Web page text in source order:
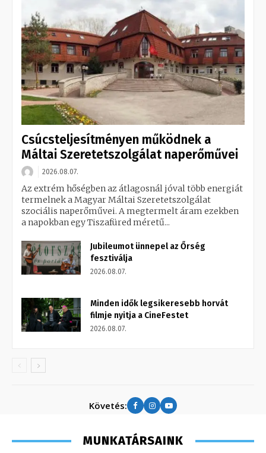
Csúcsteljesítményen működnek a
Máltai Szeretetszolgálat naperőművei
2026.08.07.
Az extrém hőségben az átlagosnál jóval több energiát
termelnek a Magyar Máltai Szeretetszolgálat
szociális naperőművei. A megtermelt áram ezekben
a napokban egy Tiszafüred méretű...
Jubileumot ünnepel az Őrség
fesztiválja
2026.08.07.
Minden idők legsikeresebb horvát
filmje nyitja a CineFestet
2026.08.07.
Követés:
MUNKATÁRSAINK